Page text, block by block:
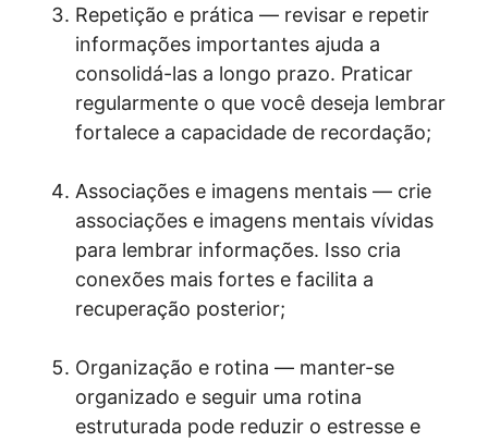
Repetição e prática — revisar e repetir
informações importantes ajuda a
consolidá-las a longo prazo. Praticar
regularmente o que você deseja lembrar
fortalece a capacidade de recordação;
Associações e imagens mentais — crie
associações e imagens mentais vívidas
para lembrar informações. Isso cria
conexões mais fortes e facilita a
recuperação posterior;
Organização e rotina — manter-se
organizado e seguir uma rotina
estruturada pode reduzir o estresse e